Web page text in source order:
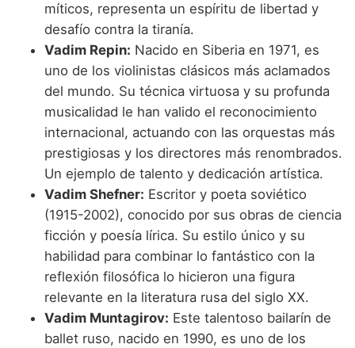
míticos, representa un espíritu de libertad y
desafío contra la tiranía.
Vadim Repin: Nacido en Siberia en 1971, es
uno de los violinistas clásicos más aclamados
del mundo. Su técnica virtuosa y su profunda
musicalidad le han valido el reconocimiento
internacional, actuando con las orquestas más
prestigiosas y los directores más renombrados.
Un ejemplo de talento y dedicación artística.
Vadim Shefner: Escritor y poeta soviético
(1915-2002), conocido por sus obras de ciencia
ficción y poesía lírica. Su estilo único y su
habilidad para combinar lo fantástico con la
reflexión filosófica lo hicieron una figura
relevante en la literatura rusa del siglo XX.
Vadim Muntagirov: Este talentoso bailarín de
ballet ruso, nacido en 1990, es uno de los